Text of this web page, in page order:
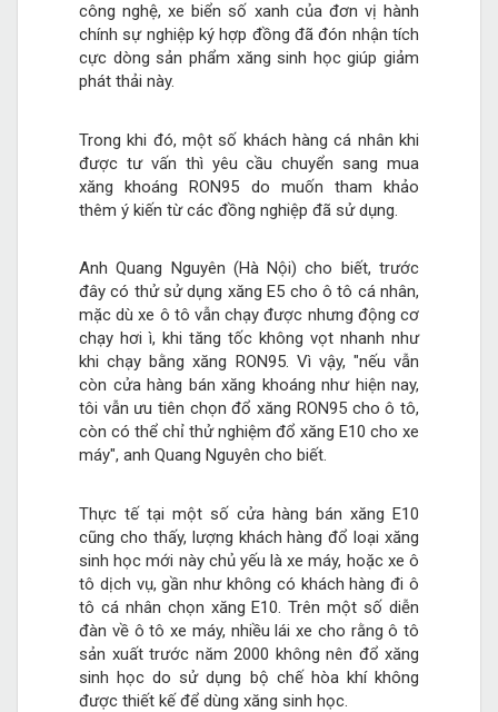
công nghệ, xe biển số xanh của đơn vị hành
chính sự nghiệp ký hợp đồng đã đón nhận tích
cực dòng sản phẩm xăng sinh học giúp giảm
phát thải này.
Trong khi đó, một số khách hàng cá nhân khi
được tư vấn thì yêu cầu chuyển sang mua
xăng khoáng RON95 do muốn tham khảo
thêm ý kiến từ các đồng nghiệp đã sử dụng.
Anh Quang Nguyên (Hà Nội) cho biết, trước
đây có thử sử dụng xăng E5 cho ô tô cá nhân,
mặc dù xe ô tô vẫn chạy được nhưng động cơ
chạy hơi ì, khi tăng tốc không vọt nhanh như
khi chạy bằng xăng RON95. Vì vậy, "nếu vẫn
còn cửa hàng bán xăng khoáng như hiện nay,
tôi vẫn ưu tiên chọn đổ xăng RON95 cho ô tô,
còn có thể chỉ thử nghiệm đổ xăng E10 cho xe
máy", anh Quang Nguyên cho biết.
Thực tế tại một số cửa hàng bán xăng E10
cũng cho thấy, lượng khách hàng đổ loại xăng
sinh học mới này chủ yếu là xe máy, hoặc xe ô
tô dịch vụ, gần như không có khách hàng đi ô
tô cá nhân chọn xăng E10. Trên một số diễn
đàn về ô tô xe máy, nhiều lái xe cho rằng ô tô
sản xuất trước năm 2000 không nên đổ xăng
sinh học do sử dụng bộ chế hòa khí không
được thiết kế để dùng xăng sinh học.